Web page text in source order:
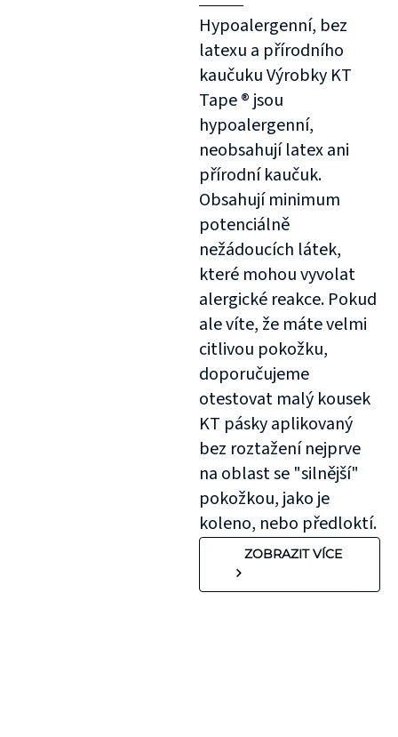
Hypoalergenní, bez
latexu a přírodního
kaučuku Výrobky KT
Tape ® jsou
hypoalergenní,
neobsahují latex ani
přírodní kaučuk.
Obsahují minimum
potenciálně
nežádoucích látek,
které mohou vyvolat
alergické reakce. Pokud
ale víte, že máte velmi
citlivou pokožku,
doporučujeme
otestovat malý kousek
KT pásky aplikovaný
bez roztažení nejprve
na oblast se "silnější"
pokožkou, jako je
koleno, nebo předloktí.
ZOBRAZIT VÍCE